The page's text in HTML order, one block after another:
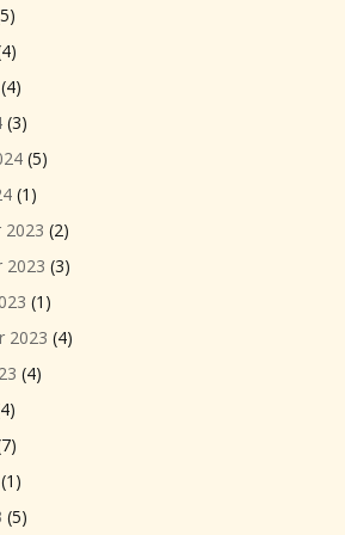
(4)
(3)
(5)
(1)
2023 (2)
2023 (3)
(1)
2023 (4)
(4)
(1)
(5)